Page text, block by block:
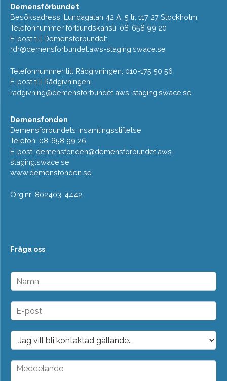
Demensförbundet
Besöksadress: Lundagatan 42 A, 5 tr, 117 27 Stockholm
Telefonnummer förbundskansli: 08-658 99 20
E-post till Demensförbundet:
rdr@demensforbundet.aws-staging.swace.se
Telefonnummer till Rådgivningen: 010-175 50 56
E-post till Rådgivningen:
radgivning@demensforbundet.aws-staging.swace.se
Demensfonden
Demensförbundets insamlingsstiftelse
Telefon: 08-658 99 26
E-post: demensfonden@demensforbundet.aws-
staging.swace.se
www.demensfonden.se
Org.nr: 802403-4442
Fråga oss
N
m
n
E
p
o
t
*
D
o
p
M